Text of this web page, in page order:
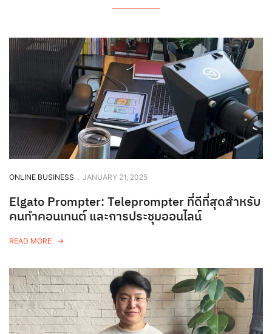
ONLINE BUSINESS . JANUARY 21, 2025
Elgato Prompter: Teleprompter ที่ดีที่สุดสำหรับ
คนทำคอนเทนต์ และการประชุมออนไลน์
READ MORE